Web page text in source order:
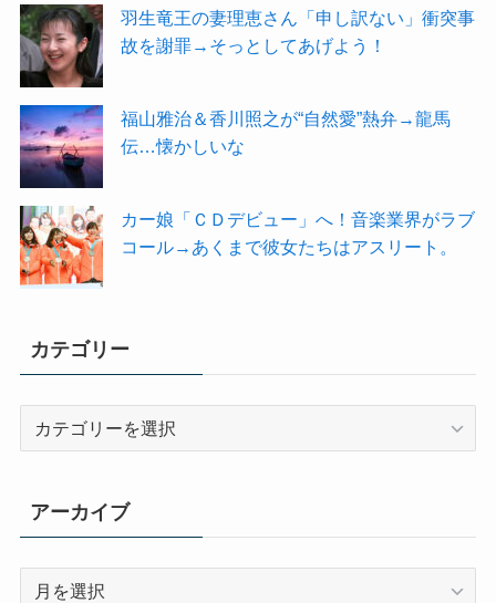
羽生竜王の妻理恵さん「申し訳ない」衝突事
故を謝罪→そっとしてあげよう！
福山雅治＆香川照之が“自然愛”熱弁→龍馬
伝…懐かしいな
カー娘「ＣＤデビュー」へ！音楽業界がラブ
コール→あくまで彼女たちはアスリート。
カテゴリー
リ
ー
アーカイブ